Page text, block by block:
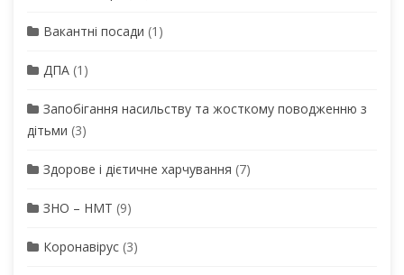
Вакантні посади (1)
ДПА (1)
Запобігання насильству та жосткому поводженню з
дітьми (3)
Здорове і дієтичне харчування (7)
ЗНО – НМТ (9)
Коронавірус (3)